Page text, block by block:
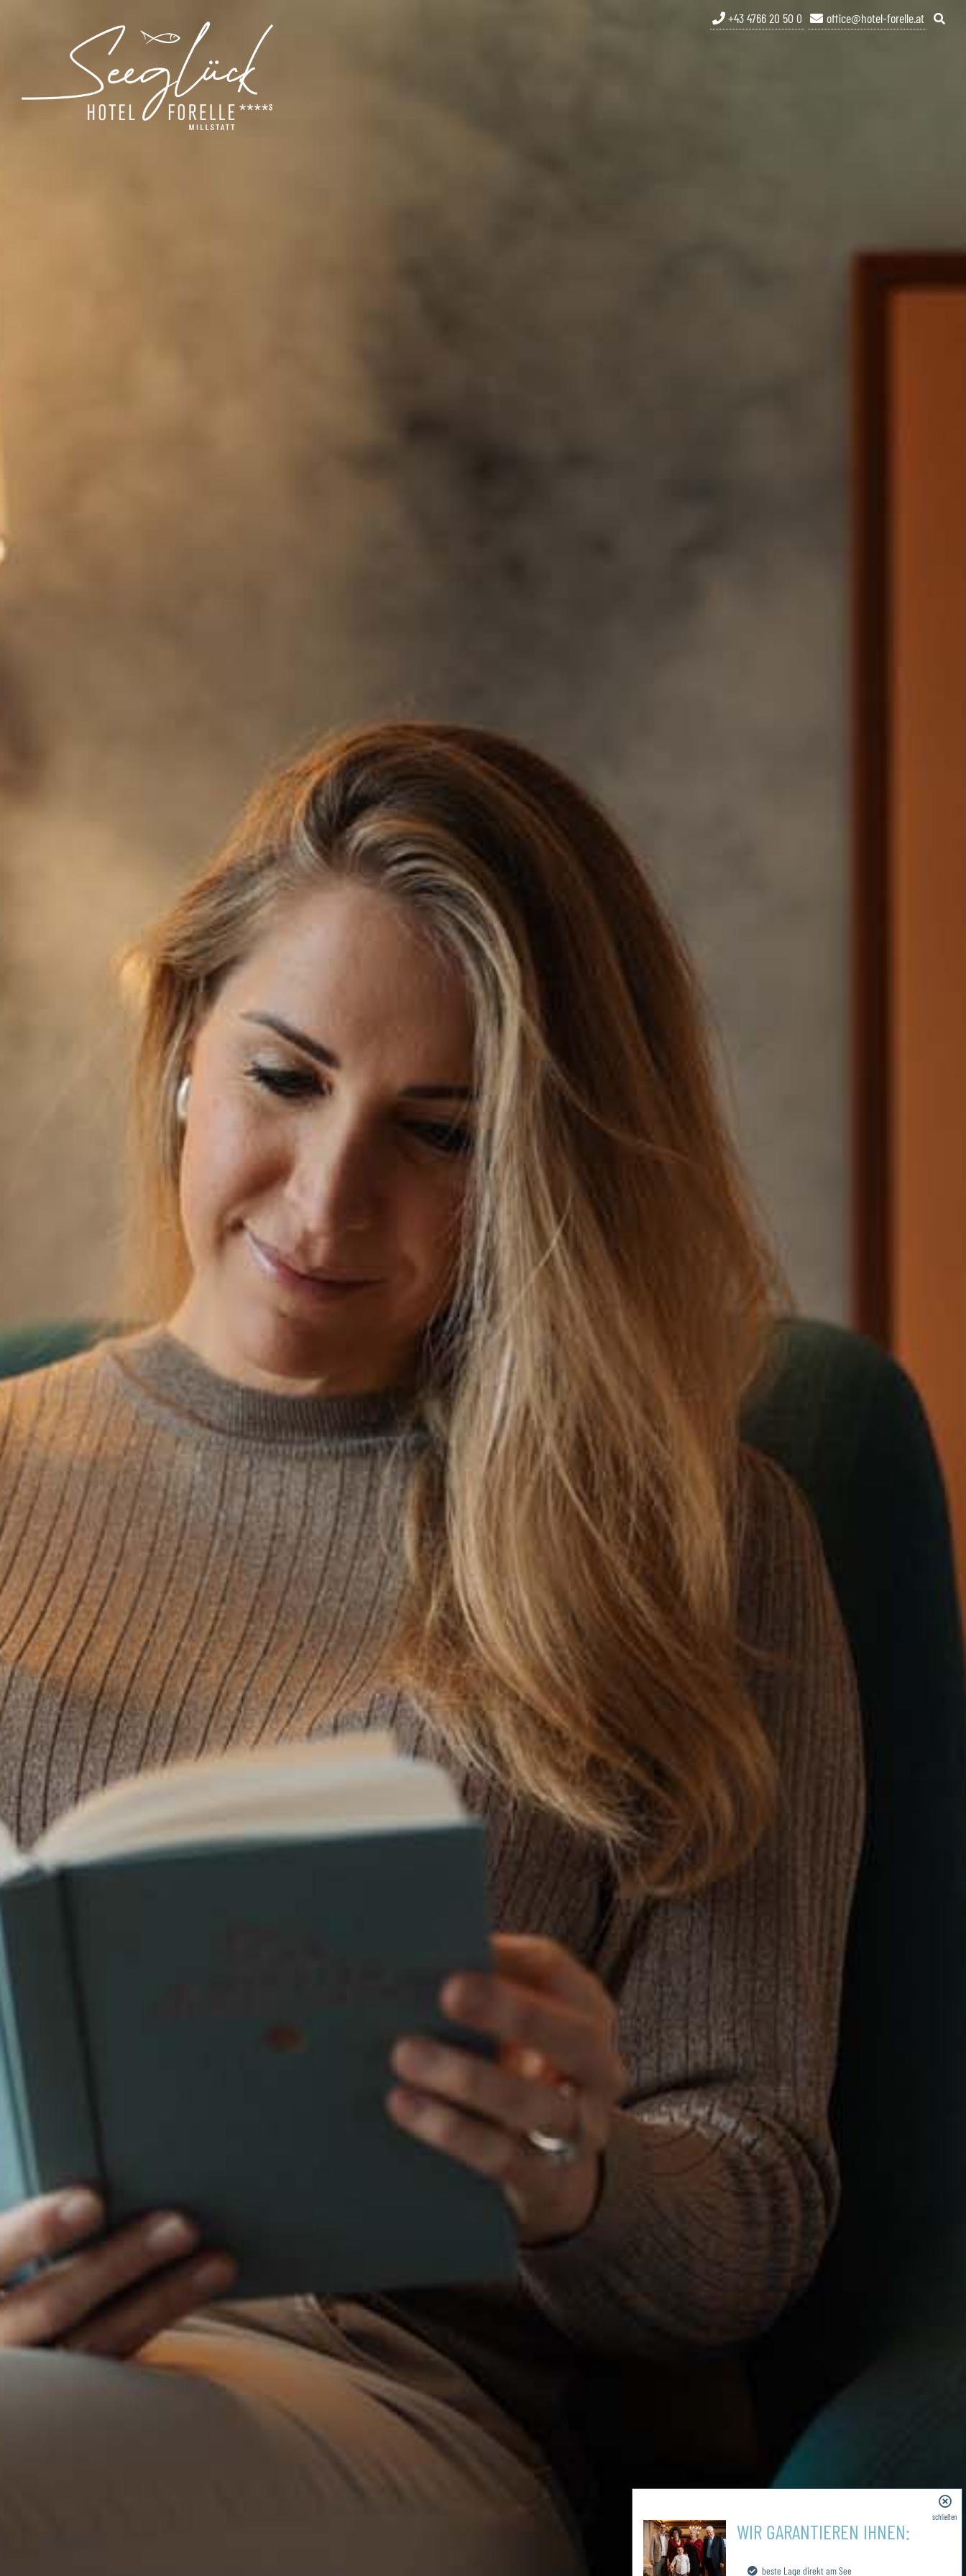
office@hotel-forelle.at
+43 4766 20 50 0
schließen
WIR GARANTIEREN IHNEN:
beste Lage direkt am See